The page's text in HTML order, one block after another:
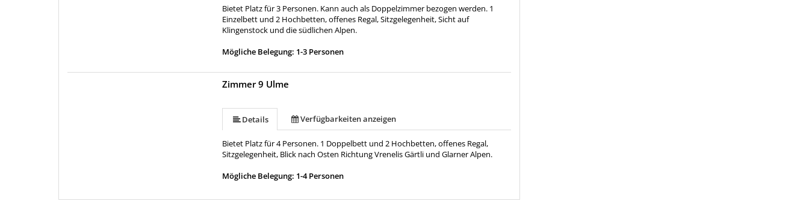
Bietet Platz für 3 Personen. Kann auch als Doppelzimmer bezogen werden. 1
Einzelbett und 2 Hochbetten, offenes Regal, Sitzgelegenheit, Sicht auf
Klingenstock und die südlichen Alpen.
Mögliche Belegung: 1-3 Personen
Zimmer 9 Ulme
Details Verfügbarkeiten anzeigen
Bietet Platz für 4 Personen. 1 Doppelbett und 2 Hochbetten, offenes Regal,
Sitzgelegenheit, Blick nach Osten Richtung Vrenelis Gärtli und Glarner Alpen.
Mögliche Belegung: 1-4 Personen